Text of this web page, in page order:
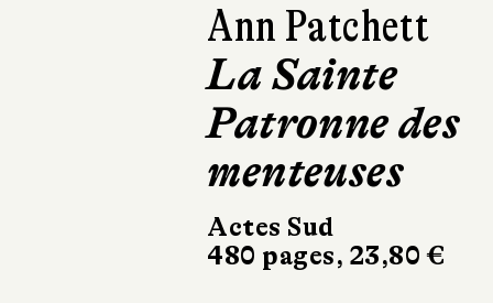
Kathryn
Le Calamity
Club
Robert Laffont